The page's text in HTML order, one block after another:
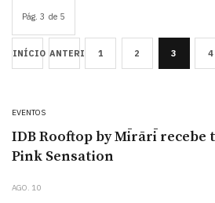
Pág. 3 de 5
INÍCIO ANTERIOR 1 2 3 4
EVENTOS
IDB Rooftop by Mīrārī recebe
Pink Sensation
AGO. 10